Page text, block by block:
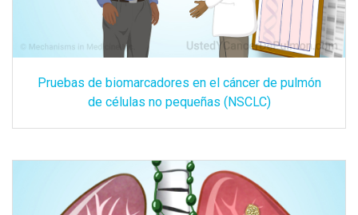
Pruebas de biomarcadores en el cáncer de pulmón
de células no pequeñas (NSCLC)